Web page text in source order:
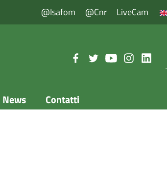
@isafom @cnr LiveCam
News Contatti